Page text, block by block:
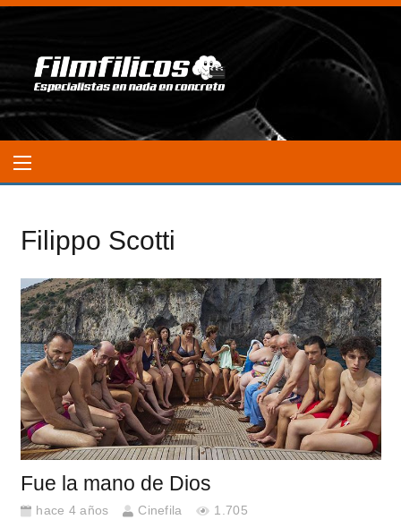
Filippo Scotti
Fue la mano de Dios
hace 4 años Cinefila 1.705